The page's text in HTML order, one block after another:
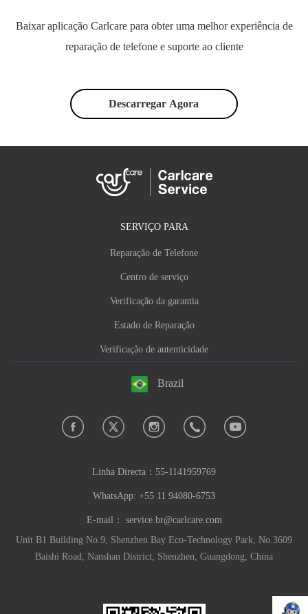
Baixar aplicação Carlcare para obter uma melhor experiência de
reparação de telefone e suporte ao cliente
Descarregar Agora
SERVIÇO PARA
Reparação de Telefone
Centro de serviço
Verificação da garantia
Estado de Reparação
Verificação de autenticidade
Brazil
Linha Directa： 55-1141959769
WhatsApp: +55 11 94080-6753
E-mail： service.br@carlcare.com
Unit B1 Building No.9, Shenzhen Bay Eco-Technology Park, No.3609
Baishi Road, Nanshan District, Shenzhen, Guangdong, China